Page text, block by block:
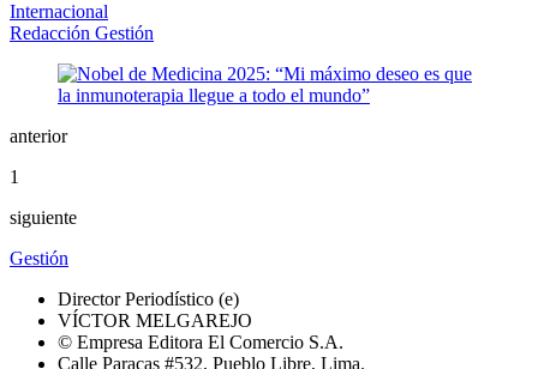
Internacional
Redacción Gestión
anterior
1
siguiente
Gestión
Director Periodístico (e)
VÍCTOR MELGAREJO
© Empresa Editora El Comercio S.A.
Calle Paracas #532, Pueblo Libre, Lima.